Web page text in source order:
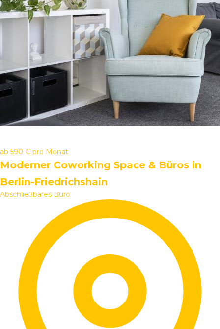
ab 590 € pro Monat
Moderner Coworking Space & Büros in
Berlin-Friedrichshain
Abschließbares Büro